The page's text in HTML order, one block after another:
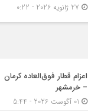
اعزام قطار فوق‌العاده کرمان
– خرمشهر